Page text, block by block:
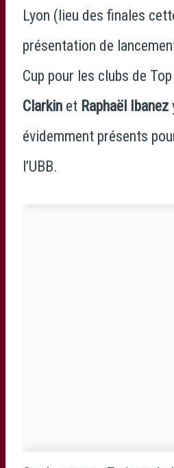
Lyon (lieu des finales
présentation de
Cup pour les clubs de
Clarkin et Raphaël Ibanez
évidemment présents
l’UBB.